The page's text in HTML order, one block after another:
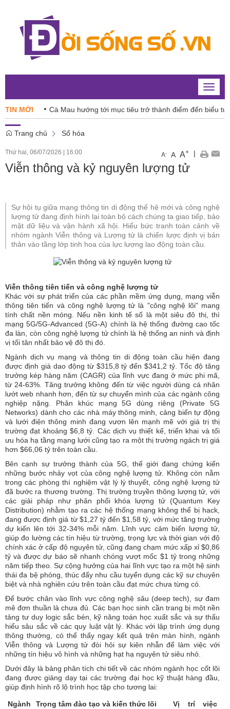
Toggle
TIN MỚICà Mau hướng tới mục tiêu trở thành điểm đến biểu tượng
Trang chủ Số hóa
Thứ hai, 06/07/2026 16:00 A- A A+ |
Viễn thông và kỷ nguyên lượng tử
Sự hội tụ giữa mạng thông tin di động thế hệ mới và công nghệ
lượng tử đang định hình lại toàn bộ cách chúng ta giao tiếp, bảo
mật dữ liệu và vận hành xã hội. Hiểu bức tranh toàn cảnh về
nhóm ngành Viễn thông và Lượng tử là chiến lược định vị bản
thân vào tầng lớp tinh hoa của lực lượng lao động toàn cầu.
Viễn thông tiên tiến và công nghệ lượng tử
Khác với sự phát triển của các phần mềm ứng dụng, mạng viễn
thông tiên tiến và công nghệ lượng tử là "công nghệ lõi" mang
tính chất nền móng. Nếu nền kinh tế số là một siêu đô thị, thì
mạng 5G/5G-Advanced (5G-A) chính là hệ thống đường cao tốc
đa làn, còn công nghệ lượng tử chính là hệ thống an ninh và định
vị tối tân nhất bảo vệ đô thị đó.
Ngành dịch vụ mạng và thông tin di động toàn cầu hiện đang
được định giá dao động từ $315,8 tỷ đến $341,2 tỷ. Tốc độ tăng
trưởng kép hàng năm (CAGR) của lĩnh vực đang ở mức phi mã,
từ 24-63%. Tăng trưởng không đến từ việc người dùng cá nhân
lướt web nhanh hơn, đến từ sự chuyển mình của các ngành công
nghiệp nặng. Phân khúc mạng 5G dùng riêng (Private 5G
Networks) dành cho các nhà máy thông minh, cảng biển tự động
và lưới điện thông minh đang vươn lên mạnh mẽ với giá trị thị
trường đạt khoảng $6,8 tỷ. Các dịch vụ thiết kế, triển khai và tối
ưu hóa hạ tầng mạng lưới cũng tạo ra một thị trường ngách trị giá
hơn $66,06 tỷ trên toàn cầu.
Bên cạnh sự trưởng thành của 5G, thế giới đang chứng kiến
những bước nhảy vọt của công nghệ lượng tử. Không còn nằm
trong các phòng thí nghiệm vật lý lý thuyết, công nghệ lượng tử
đã bước ra thương trường. Thị trường truyền thông lượng tử, với
các giải pháp như phân phối khóa lượng tử (Quantum Key
Distribution) nhằm tạo ra các hệ thống mạng không thể bị hack,
đang được định giá từ $1,27 tỷ đến $1,58 tỷ, với mức tăng trưởng
dự kiến lên tới 32-34% mỗi năm. Lĩnh vực cảm biến lượng tử,
giúp đo lường các tín hiệu từ trường, trọng lực và thời gian với độ
chính xác ở cấp độ nguyên tử, cũng đang chạm mức xấp xỉ $0,86
tỷ và được dự báo sẽ nhanh chóng vượt mốc $1 tỷ trong những
năm tiếp theo. Sự cộng hưởng của hai lĩnh vực tạo ra một hệ sinh
thái đa bệ phóng, thúc đẩy nhu cầu tuyển dụng các kỹ sư chuyên
biệt và nhà nghiên cứu trên toàn cầu đạt mức chưa từng có.
Để bước chân vào lĩnh vực công nghệ sâu (deep tech), sự đam
mê đơn thuần là chưa đủ. Các bạn học sinh cần trang bị một nền
tảng tư duy logic sắc bén, kỹ năng toán học xuất sắc và sự thấu
hiểu sâu sắc về các quy luật vật lý. Khác với lập trình ứng dụng
thông thường, có thể thấy ngay kết quả trên màn hình, ngành
Viễn thông và Lượng tử đòi hỏi sự kiên nhẫn để làm việc với
những tín hiệu vô hình và những hạt hạ nguyên tử siêu nhỏ.
Dưới đây là bảng phân tích chi tiết về các nhóm ngành học cốt lõi
đang được giảng dạy tại các trường đại học kỹ thuật hàng đầu,
giúp định hình rõ lộ trình học tập cho tương lai:
Ngành
Trọng tâm đào tạo và kiến thức lõi
Vị trí việc